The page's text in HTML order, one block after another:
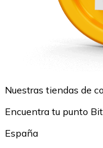
Nuestras tiendas de
Encuentra tu punto
España